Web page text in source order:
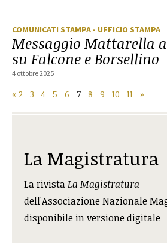
COMUNICATI STAMPA - UFFICIO STAMPA
Messaggio Mattarella
su Falcone e Borsellino
4 ottobre 2025
« 2 3 4 5 6 7 8 9 10 11 »
La Magistratura
La rivistaLa Magistratura
dell'Associazione Nazionale
disponibile in versione digitale